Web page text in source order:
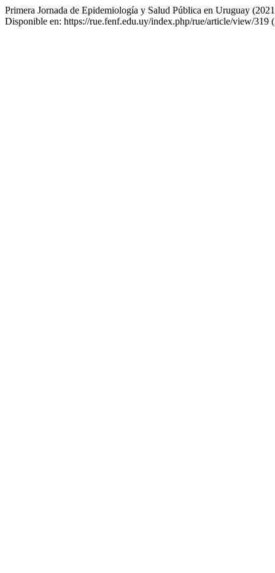
Primera Jornada de Epidemiología y Salud Pública en Uruguay
Disponible en: https://rue.fenf.edu.uy/index.php/rue/article/view/319